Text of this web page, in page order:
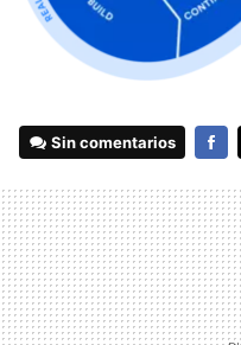
Sin comentarios